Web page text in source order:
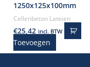
1250x125x100mm
Cellenbeton Lateien
€25,42 incl. BTW
Toevoegen